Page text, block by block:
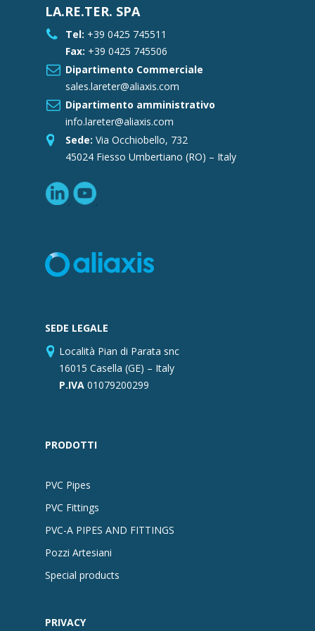
LA.RE.TER. SPA
Tel: +39 0425 745511
Fax: +39 0425 745506
Dipartimento Commerciale
sales.lareter@aliaxis.com
Dipartimento amministrativo
info.lareter@aliaxis.com
Sede: Via Occhiobello, 732
45024 Fiesso Umbertiano (RO) – Italy
SEDE LEGALE
Località Pian di Parata snc
16015 Casella (GE) – Italy
P.IVA 01079200299
PRODOTTI
PVC Pipes
PVC Fittings
PVC-A PIPES AND FITTINGS
Pozzi Artesiani
Special products
PRIVACY